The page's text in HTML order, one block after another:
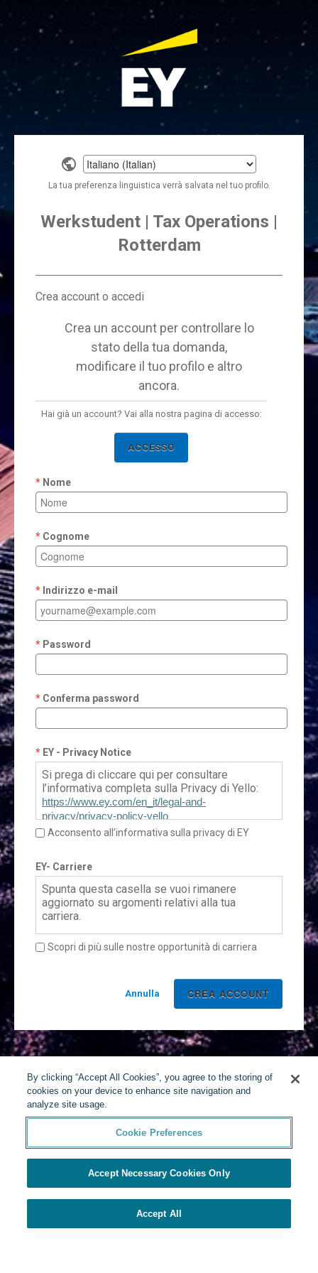
Select
a
language
La tua preferenza linguistica verrà salvata nel tuo profilo.
Werkstudent | Tax Operations |
Rotterdam
Crea account o accedi
Crea un account per controllare lo
stato della tua domanda,
modificare il tuo profilo e altro
ancora.
Hai già un account? Vai alla nostra pagina di accesso:
ACCESSO
Nome
Cognome
Indirizzo e-mail
Password
Conferma password
EY - Privacy Notice
Si prega di cliccare qui per consultare
l’informativa completa sulla Privacy di Yello:
https://www.ey.com/en_it/legal-and-
privacy/privacy-policy-yello
Acconsento all’informativa sulla privacy di EY
EY- Carriere
Spunta questa casella se vuoi rimanere
aggiornato su argomenti relativi alla tua
carriera.
Scopri di più sulle nostre opportunità di carriera
Annulla
By clicking “Accept All Cookies”, you agree to the storing of
cookies on your device to enhance site navigation and
analyze site usage.
Cookie Preferences
Accept Necessary Cookies Only
Accept All